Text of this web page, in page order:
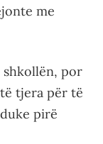
me
shkollën, por
tjera për të
pirë